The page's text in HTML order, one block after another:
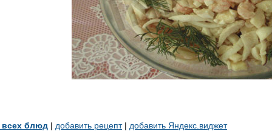
всех блюд | добавить рецепт| добавить Яндекс.виджет